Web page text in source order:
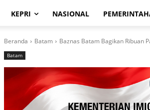
KEPRI NASIONAL
Beranda Batam Baznas Batam Bagikan Ribuan
Batam